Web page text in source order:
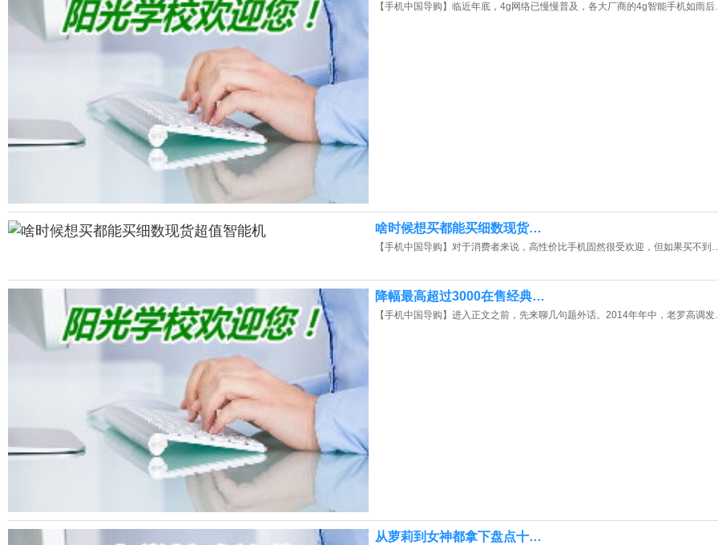
【手机中国导购】临近年底，4g网络已慢慢普及，各大厂商的4g智能手机如雨
啥时候想买都能买细数现货…
【手机中国导购】对于消费者来说，高性价比手机固然很受欢迎，但如果买不到
降幅最高超过3000在售经典…
【手机中国导购】进入正文之前，先来聊几句题外话。2014年年中，老罗高调
从萝莉到女神都拿下盘点十…